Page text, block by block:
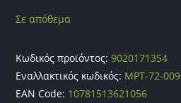
Σε απόθεμα
Κωδικός προϊόντος:9020171354
Εναλλακτικός κωδικός: MPT-72-009
EAN Code: 10781513621056